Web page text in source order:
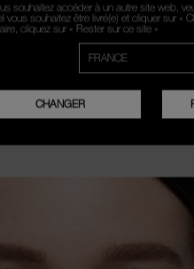
souhaitez accéder à un autre site web,
vous souhaitez être livré(e) et cliquer sur «
cliquez sur « Rester sur ce site »
CHANGER